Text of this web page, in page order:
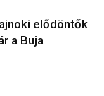
elődöntők
a Buja